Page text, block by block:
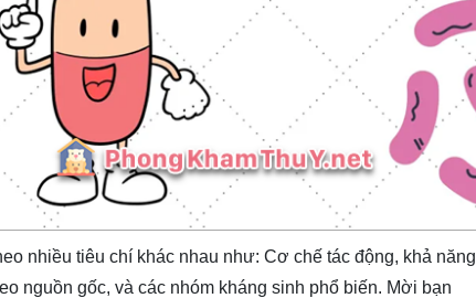
nhiều tiêu chí khác nhau như: Cơ chế tác động, khả năng
nguồn gốc, và các nhóm kháng sinh phổ biến. Mời bạn